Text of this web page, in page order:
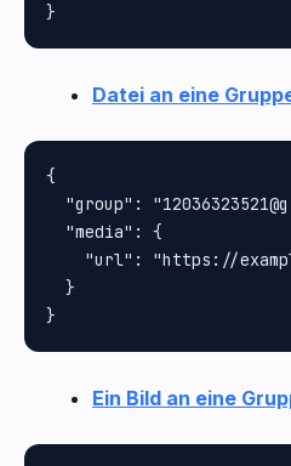
Datei an eine
{
"group":
  "media": {
"url": "https://
  }
Ein Bild an eine